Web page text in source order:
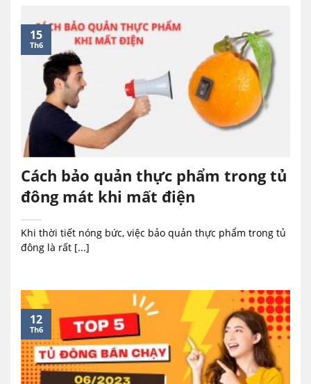
Cách bảo quản thực phẩm trong tủ
đông mát khi mất điện
Khi thời tiết nóng bức, việc bảo quản thực phẩm trong tủ
đông là rất [...]
15
Th6
12
Th6